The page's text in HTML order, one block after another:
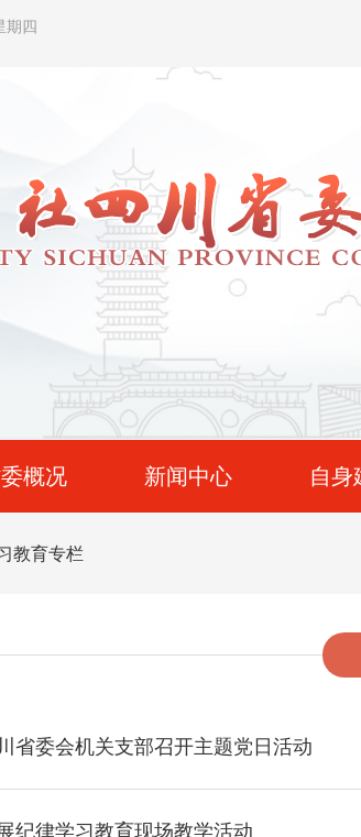
期四
概况 新闻中心 自身
教育专栏
省委会机关支部召开主题党日活动
纪律学习教育现场教学活动